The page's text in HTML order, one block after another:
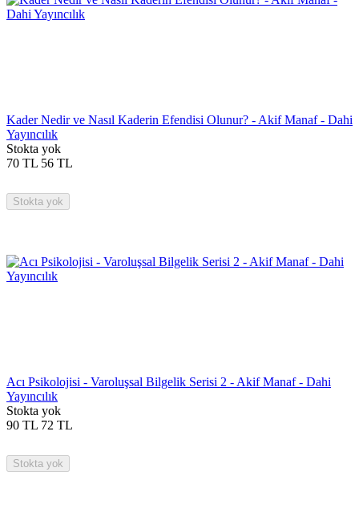
Kader Nedir ve Nasıl Kaderin Efendisi Olunur? - Akif Manaf - Dahi
Yayıncılık
Stokta yok
70 TL 56 TL
Stokta yok
Acı Psikolojisi - Varoluşsal Bilgelik Serisi 2 - Akif Manaf - Dahi
Yayıncılık
Stokta yok
90 TL 72 TL
Stokta yok